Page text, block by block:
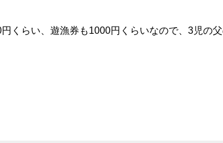
くらい、遊漁券も1000円くらいなので、3児の